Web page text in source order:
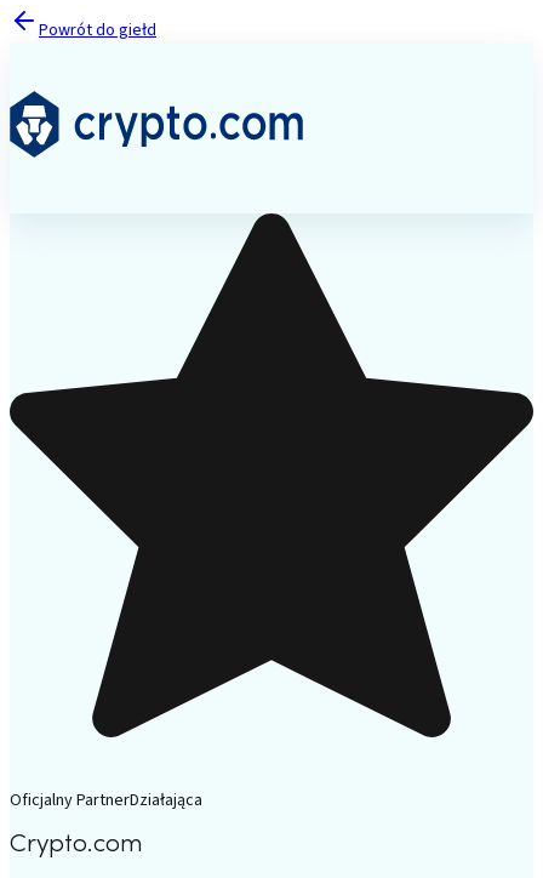
Powrót do giełd
Oficjalny PartnerDziałająca
Crypto.com